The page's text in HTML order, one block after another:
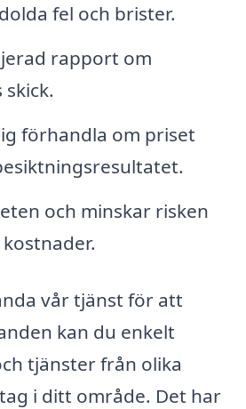
fel och brister.
rapport om
förhandla om priset
och minskar risken
vår tjänst för att
kan du enkelt
tjänster från olika
i ditt område. Det har